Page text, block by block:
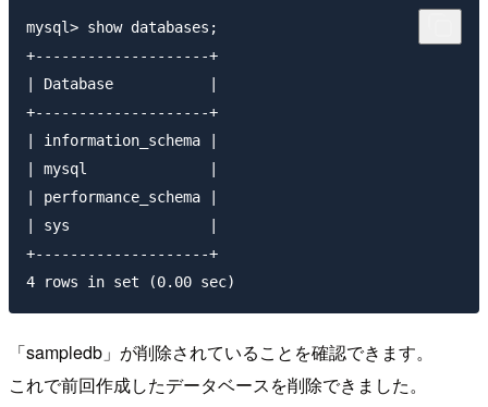
mysql> show databases;
+--------------------+
| Database           |
+--------------------+
| information_schema |
| mysql              |
| performance_schema |
| sys                |
+--------------------+
「sampledb」が削除されていることを確認できます。
これで前回作成したデータベースを削除できました。